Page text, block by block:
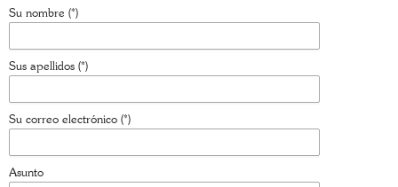
Su nombre (*)
Sus apellidos (*)
Su correo electrónico (*)
Asunto